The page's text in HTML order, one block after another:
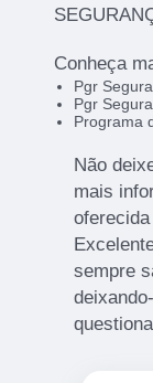
Conheça
Pgr
Pgr
Programa
Não
mais
sempre